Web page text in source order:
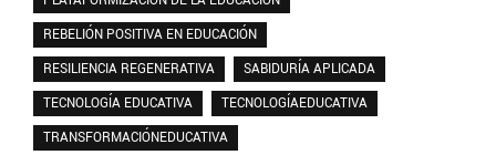
REBELIÓN POSITIVA EN EDUCACIÓN
RESILIENCIA REGENERATIVA
SABIDURÍA APLICADA
TECNOLOGÍA EDUCATIVA
TECNOLOGÍAEDUCATIVA
TRANSFORMACIÓNEDUCATIVA